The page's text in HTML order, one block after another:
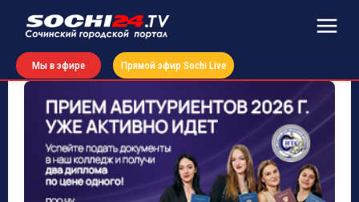
Мы в эфире Прямой эфир Sochi Live